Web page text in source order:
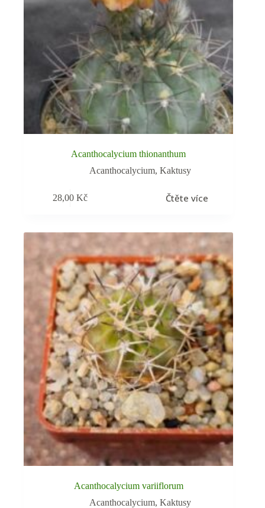
Acanthocalycium thionanthum
Acanthocalycium,Kaktusy
28,00Kč Čtěte více
Acanthocalycium variiflorum
Acanthocalycium,Kaktusy